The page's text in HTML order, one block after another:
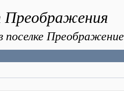
поселке Преображение